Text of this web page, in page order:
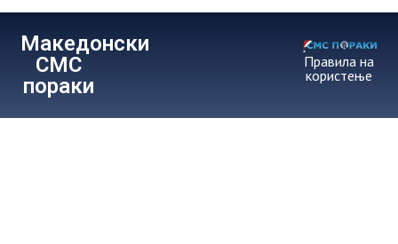
Македонски
СМС
пораки
Правила на
користење